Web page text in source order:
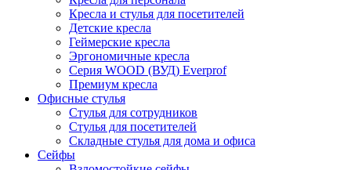
Кресла и стулья для посетителей
Детские кресла
Геймерские кресла
Эргономичные кресла
Серия WOOD (ВУД) Everprof
Премиум кресла
Офисные стулья
Стулья для сотрудников
Стулья для посетителей
Складные стулья для дома и офиса
Сейфы